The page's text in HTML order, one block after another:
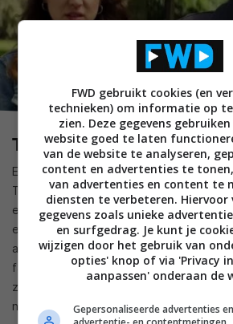
Trying (Apple TV+)
Er staan inmiddels drie afleveringen van
Trying op Apple TV+ en deze comedy is
een modern verhaal vertelt over hoe je
een brandenden kinderwens. Jason en
adoptie, maar hoe ze dat voor elkaar
familie die nogal aanwezig is en levens
zien in Trying en zorgt voor hilarische
niet adopteert toch bizar herkenbaar
FWD gebruikt cookies (en
technieken) om informatie op
zien. Deze gegevens
website goed te laten
van de website te analyseren,
content en advertenties te
van advertenties en content te
diensten te verbeteren. Hiervoor
gegevens zoals unieke
en surfgedrag. Je kunt je
wijzigen door het gebruik van
opties' knop of via 'Privacy
aanpassen' onderaan de
Gepersonaliseerde advertenties